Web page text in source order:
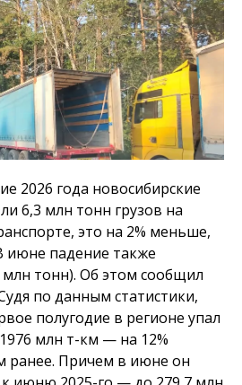
2026 года новосибирские
6,3 млн тонн грузов на
это на 2% меньше,
июне падение также
млн тонн). Об этом сообщил
по данным статистики,
полугодие в регионе упал
млн т-км — на 12%
ранее. Причем в июне он